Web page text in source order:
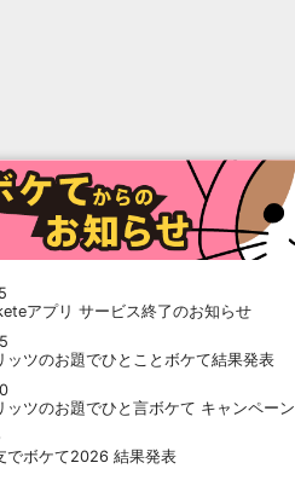
アプリ サービス終了のお知らせ
ッツのお題でひとことボケて結果発表
ッツのお題でひと言ボケて キャンペーン
でボケて2026 結果発表